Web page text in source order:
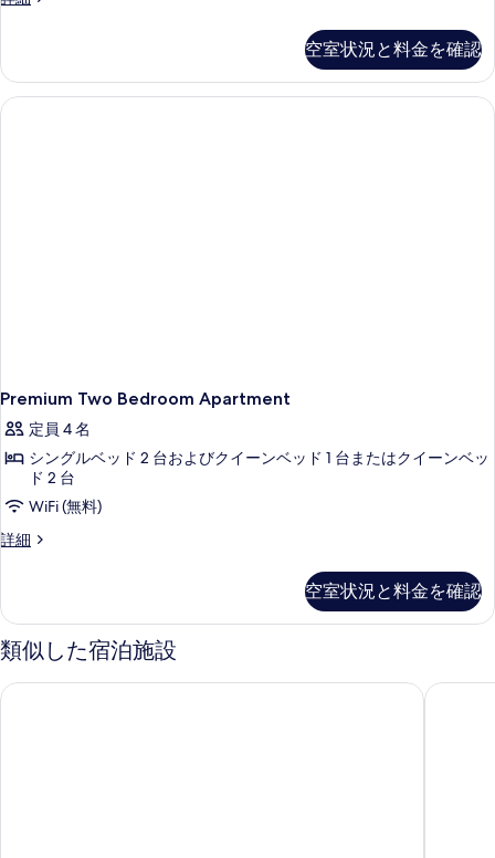
Ocean
View
の
空室状況と料金を確認
Premium Two Bedroom Apartment
定員 4 名
シングルベッド 2 台およびクイーンベッド 1 台またはクイーンベッ
ド 2 台
WiFi (無料)
詳細
Premium
の
詳
細
空室状況と料金を確認
類似した宿泊施設
ケアンズ プラザ ホテル マント